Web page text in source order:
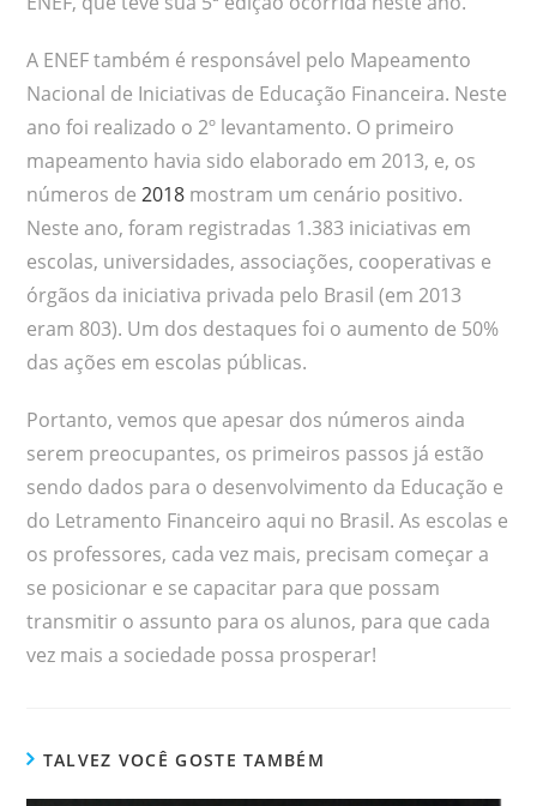
A ENEF também é responsável pelo Mapeamento
Nacional de Iniciativas de Educação Financeira. Neste
ano foi realizado o 2º levantamento. O primeiro
mapeamento havia sido elaborado em 2013, e, os
números de2018 mostram um cenário positivo.
Neste ano, foram registradas 1.383 iniciativas em
escolas, universidades, associações, cooperativas e
órgãos da iniciativa privada pelo Brasil (em 2013
eram 803). Um dos destaques foi o aumento de 50%
das ações em escolas públicas.
Portanto, vemos que apesar dos números ainda
serem preocupantes, os primeiros passos já estão
sendo dados para o desenvolvimento da Educação e
do Letramento Financeiro aqui no Brasil. As escolas e
os professores, cada vez mais, precisam começar a
se posicionar e se capacitar para que possam
transmitir o assunto para os alunos, para que cada
vez mais a sociedade possa prosperar!
TALVEZ VOCÊ GOSTE TAMBÉM